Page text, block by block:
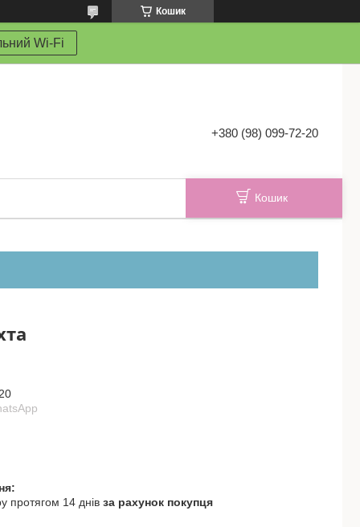
Кошик
Wi-Fi
+380 (98) 099-72-20
Кошик
протягом 14 днів за рахунок покупця